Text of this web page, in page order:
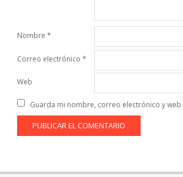
Nombre *
Correo electrónico *
Web
Guarda mi nombre, correo electrónico y